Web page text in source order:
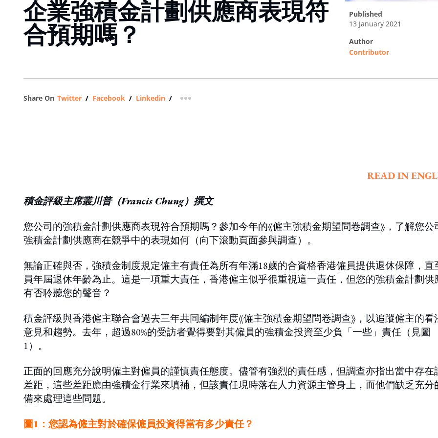
企業強積金計劃供應商表現符
合預期嗎？
published
13 January 2021
author
Contributor
Share On Twitter / Facebook / Linkedin / more sharing option
READ IN
積金評級主席叢川普（Francis Chung）撰文
您公司的強積金計劃供應商表現符合預期嗎？參加今年的《僱主強積金期望問卷調查》，了解您公
強積金計劃供應商在競爭中的表現如何（向下滾動頁面參與調查）。
無論正確與否，強積金制度規定僱主有責任為所有年滿18歲的合資格香港僱員提供退休保障，直
員年屆退休年齡為止。這是一項重大責任，香港僱主似乎很重視這一責任，但您的強積金計劃供
有否聆聽您的聲音？
積金評級與香港僱主聯合會過去三年共同編制年度《僱主強積金期望問卷調查》，以追蹤僱主的看
意見和趨勢。去年，超過80%的受訪者覺得要對其僱員的強積金投資至少負「一些」責任（見圖
1）。
正面的回應充分說明僱主對僱員的謹慎責任態度。儘管有強烈的責任感，但調查亦指出當中存在
差距，這些差距應由強積金行業來填補，但該責任現時落在人力資源主管身上，而他們缺乏充分
備來處理這些問題。
圖1：您認為僱主對於確保僱員投資得當有多少責任？